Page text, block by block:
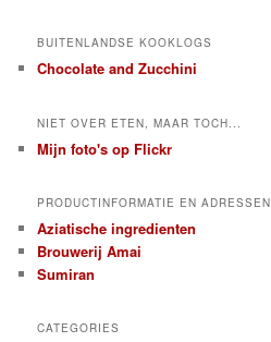
BUITENLANDSE KOOKLOGS
Chocolate and Zucchini
NIET OVER ETEN, MAAR TOCH...
Mijn foto's op Flickr
PRODUCTINFORMATIE EN ADRESSEN
Aziatische ingredienten
Brouwerij Amai
Sumiran
CATEGORIES